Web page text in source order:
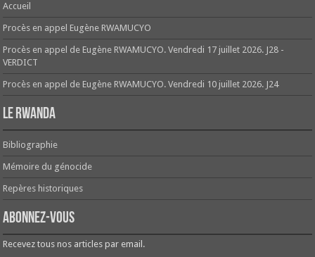
Accueil
Procès en appel Eugène RWAMUCYO
Procès en appel de Eugène RWAMUCYO. Vendredi 17 juillet 2026. J28 -
VERDICT
Procès en appel de Eugène RWAMUCYO. Vendredi 10 juillet 2026. J24
Le Rwanda
Bibliographie
Mémoire du génocide
Repères historiques
Abonnez-vous
Recevez tous nos articles par email.